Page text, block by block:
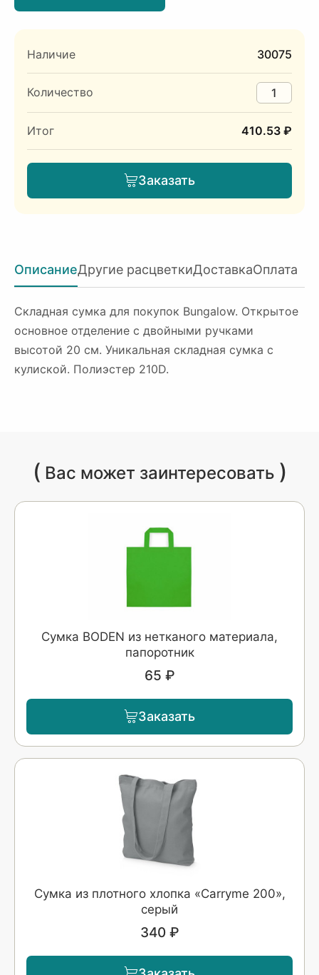
Наличие 30075
Количество
Итог 410.53 ₽
Заказать
ОписаниеДругие расцветкиДоставкаОплата
Складная сумка для покупок Bungalow. Открытое
основное отделение с двойными ручками
высотой 20 см. Уникальная складная сумка с
кулиской. Полиэстер 210D.
( Вас может заинтересовать )
Сумка BODEN из нетканого материала,
папоротник
65 ₽
Заказать
Сумка из плотного хлопка «Carryme 200»,
серый
340 ₽